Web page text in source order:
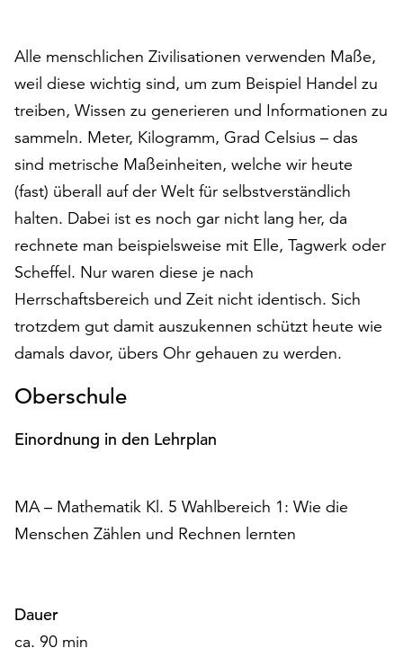
akzeptieren“,
um
alle
Cookies
zu
akzeptieren.
Sie
können
Ihr
Einverständnis
jederzeit
ändern
und
widerrufen.
Dafür
Ihnen
Ende
Schaltfläche
„Cookie-
Funktionale
Cookies
Alle menschlichen Zivilisationen verwenden Maße,
weil diese wichtig sind, um zum Beispiel Handel zu
treiben, Wissen zu generieren und Informationen zu
sammeln. Meter, Kilogramm, Grad Celsius – das
sind metrische Maßeinheiten, welche wir heute
(fast) überall auf der Welt für selbstverständlich
halten. Dabei ist es noch gar nicht lang her, da
rechnete man beispielsweise mit Elle, Tagwerk oder
Scheffel. Nur waren diese je nach
Herrschaftsbereich und Zeit nicht identisch. Sich
trotzdem gut damit auszukennen schützt heute wie
damals davor, übers Ohr gehauen zu werden.
Oberschule
Einordnung in den Lehrplan
MA – Mathematik Kl. 5 Wahlbereich 1: Wie die
Menschen Zählen und Rechnen lernten
Dauer
ca. 90 min